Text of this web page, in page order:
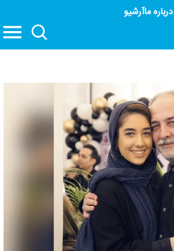
درباره ماآرشیو